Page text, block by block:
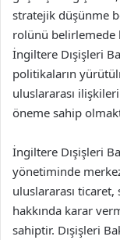
stratejik düşünme
rolünü belirlemede
İngiltere Dışişleri
politikaların
uluslararası
öneme sahip
İngiltere Dışişleri
yönetiminde
uluslararası
hakkında karar
sahiptir. Dışişleri